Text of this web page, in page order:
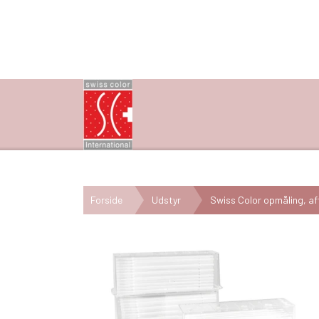
Forside Udstyr Swiss Color opmåling,